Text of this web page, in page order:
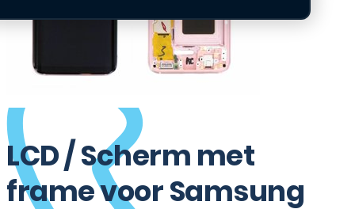
LCD / Scherm met
frame voor Samsung